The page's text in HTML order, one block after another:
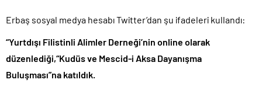
Denize döktüğümüz(!) Yunanların ekonomisini şaha kaldırdık!.
TÜİK sipariş enflasyon oranlarını açıkladı!.
TÜİK kira zam oranını yüzde 31 olarak açıkladı..
Etimesgut Belediye Başkanı Erdal Beşikçioğlu hakkında
Erbaş sosyal medya hesabı Twitter’dan şu ifadeleri kullandı:
“Yurtdışı Filistinli Alimler Derneği’nin online olarak
düzenlediği,“Kudüs ve Mescid-i Aksa Dayanışma
Buluşması”na katıldık.